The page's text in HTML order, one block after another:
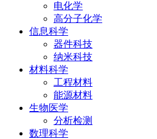
电化学
高分子化学
信息科学
器件科技
纳米科技
材料科学
工程材料
能源材料
生物医学
分析检测
数理科学